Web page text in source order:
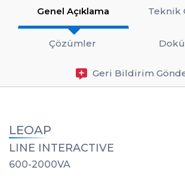
Genel Açıklama Teknik
Çözümler
Geri Bildirim
LEOAP
LINE INTERACTIVE
600-2000VA